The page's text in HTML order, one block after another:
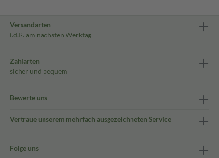
Versandarten
i.d.R. am nächsten Werktag
Zahlarten
sicher und bequem
Bewerte uns
Vertraue unserem mehrfach ausgezeichneten Service
Folge uns